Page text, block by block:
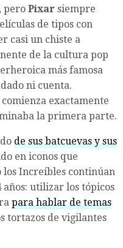
pero Pixar siempre
de tipos con
casi un chiste a
de la cultura pop
más famosa
ni cuenta.
comienza exactamente
la primera parte.
de sus batcuevas y sus
en iconos que
los Increíbles continúan
años: utilizar los tópicos
para hablar de temas
tortazos de vigilantes